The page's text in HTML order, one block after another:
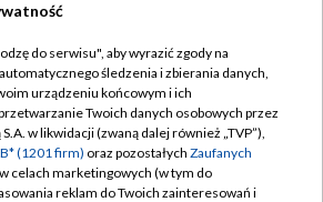
TVP
TVP
Regulamin TVP
Polityka prywatności
Moje zgody
do serwisu", aby wyrazić zgody na
śledzenia i zbierania danych,
urządzeniu końcowym i ich
Twoich danych osobowych przez
w likwidacji (zwaną dalej również „TVP”),
(1201 firm) oraz pozostałych Zaufanych
celach marketingowych (w tym do
reklam do Twoich zainteresowań i